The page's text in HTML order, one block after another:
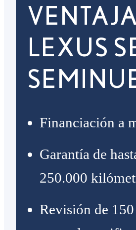
LEXUS
Financiación a
Garantía de
250.000
Revisión de